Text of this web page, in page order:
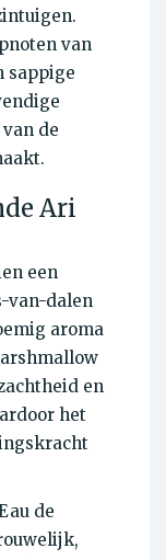
van
sappige
de
Ari
een
van-dalen
aroma
en
het
de